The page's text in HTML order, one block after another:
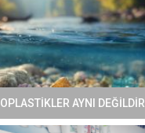
AYNI DEĞİLDİR